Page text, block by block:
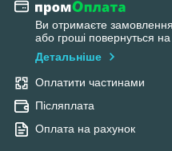
Ви отримаєте замовлення
або гроші повернуться
Детальніше
Оплатити частинами
Післяплата
Оплата на рахунок